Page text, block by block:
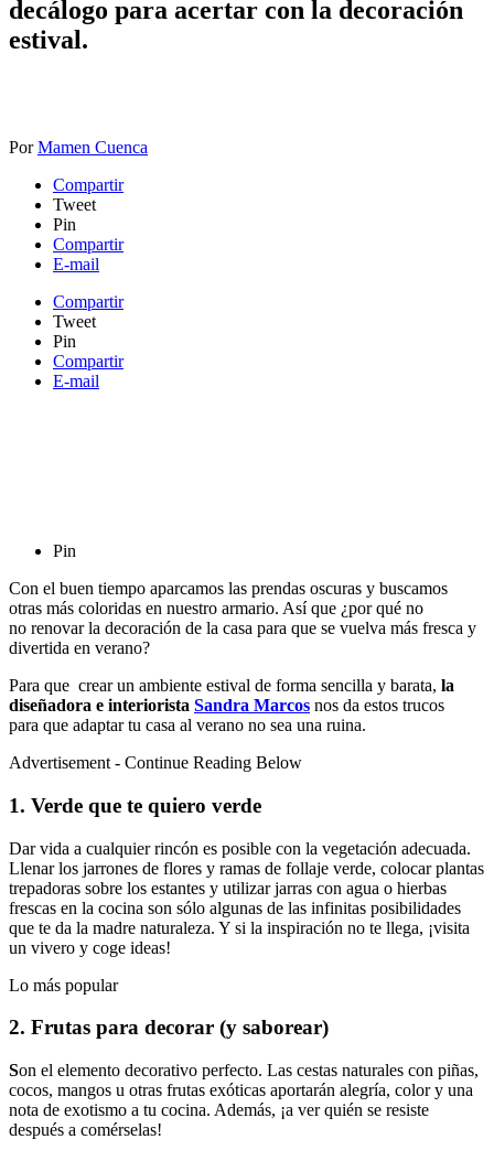
decálogo para acertar con la decoración
estival.
PorMamen Cuenca
Compartir
Tweet
Pin
Compartir
E-mail
Compartir
Tweet
Pin
Compartir
E-mail
Pin
Con el buen tiempo aparcamos las prendas oscuras y buscamos
otras más coloridas en nuestro armario. Así que ¿por qué no
no renovar la decoración de la casa para que se vuelva más fresca y
divertida en verano?
Para que crear un ambiente estival de forma sencilla y barata, la
diseñadora e interiorista Sandra Marcos nos da estos trucos
para que adaptar tu casa al verano no sea una ruina.
Advertisement - Continue Reading Below
1. Verde que te quiero verde
Dar vida a cualquier rincón es posible con la vegetación adecuada.
Llenar los jarrones de flores y ramas de follaje verde, colocar plantas
trepadoras sobre los estantes y utilizar jarras con agua o hierbas
frescas en la cocina son sólo algunas de las infinitas posibilidades
que te da la madre naturaleza. Y si la inspiración no te llega, ¡visita
un vivero y coge ideas!
Lo más popular
2. Frutas para decorar (y saborear)
Son el elemento decorativo perfecto. Las cestas naturales con piñas,
cocos, mangos u otras frutas exóticas aportarán alegría, color y una
nota de exotismo a tu cocina. Además, ¡a ver quién se resiste
después a comérselas!